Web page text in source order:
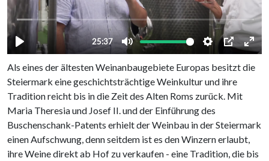
Die Geschichte des Weins
Als eines der ältesten Weinanbaugebiete Europas besitzt die
Steiermark eine geschichtsträchtige Weinkultur und ihre
Tradition reicht bis in die Zeit des Alten Roms zurück. Mit
Maria Theresia und Josef II. und der Einführung des
Buschenschank-Patents erhielt der Weinbau in der Steiermark
einen Aufschwung, denn seitdem ist es den Winzern erlaubt,
ihre Weine direkt ab Hof zu verkaufen - eine Tradition, die bis